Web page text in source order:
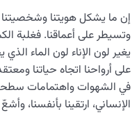
إن ما يشكل هويتنا وشخصيتنا
وتسيطر على أعماقنا. فغلبة
يغير لون الإناء لون الماء
على أرواحنا اتجاه حياتنا
في الشهوات واهتمامات
الإنساني، ارتقينا بأنفسنا،